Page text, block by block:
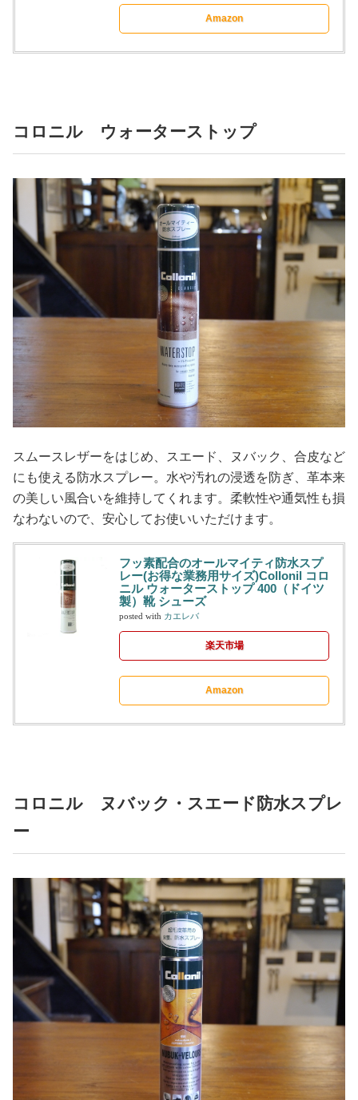
Amazon
コロニル ウォーターストップ
スムースレザーをはじめ、スエード、ヌバック、合皮など
にも使える防水スプレー。水や汚れの浸透を防ぎ、革本来
の美しい風合いを維持してくれます。柔軟性や通気性も損
なわないので、安心してお使いいただけます。
フッ素配合のオールマイティ防水スプ
レー(お得な業務用サイズ)Collonil コロ
ニル ウォーターストップ 400（ドイツ
製）靴 シューズ
posted with カエレバ
楽天市場
Amazon
コロニル ヌバック・スエード防水スプレ
ー